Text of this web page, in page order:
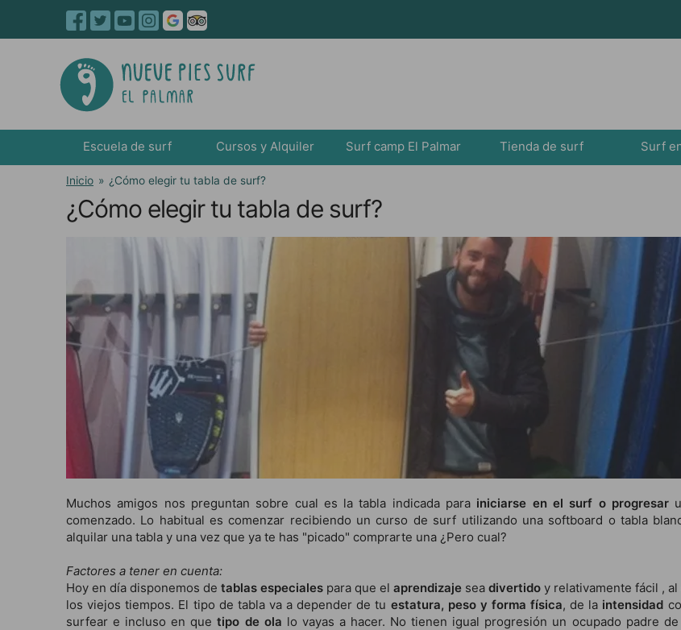
Escuela de surf Cursos y Alquiler Surf camp El Palmar Tienda de surf Surf
Inicio » ¿Cómo elegir tu tabla de surf?
¿Cómo elegir tu tabla de surf?
Muchos amigos nos preguntan sobre cual es la tabla indicada para iniciarse en el surf o progresar
comenzado. Lo habitual es comenzar recibiendo un curso de surf utilizando una softboard o tabla
alquilar una tabla y una vez que ya te has "picado" comprarte una ¿Pero cual?
Factores a tener en cuenta:
Hoy en día disponemos de tablas especiales para que el aprendizaje sea divertido y relativamente fácil ,
los viejos tiempos. El tipo de tabla va a depender de tu estatura, peso y forma física, de la intensidad
surfear e incluso en quetipo de ola lo vayas a hacer. No tienen igual progresión un ocupado padre